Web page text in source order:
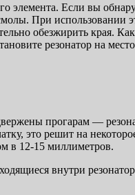
элемента. Если вы
При использовании
обезжирить края.
резонатор на
прогарам —
это решит на
в 12-15 миллиметров.
внутри